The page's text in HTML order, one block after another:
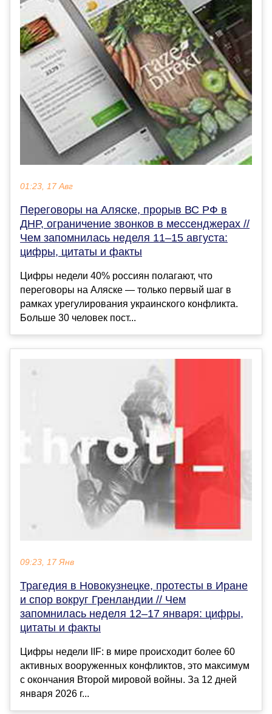
01:23, 17 Авг
Переговоры на Аляске, прорыв ВС РФ в
ДНР, ограничение звонков в мессенджерах //
Чем запомнилась неделя 11–15 августа:
цифры, цитаты и факты
Цифры недели 40% россиян полагают, что
переговоры на Аляске — только первый шаг в
рамках урегулирования украинского конфликта.
Больше 30 человек пост...
09:23, 17 Янв
Трагедия в Новокузнецке, протесты в Иране
и спор вокруг Гренландии // Чем
запомнилась неделя 12–17 января: цифры,
цитаты и факты
Цифры недели IIF: в мире происходит более 60
активных вооруженных конфликтов, это максимум
с окончания Второй мировой войны. За 12 дней
января 2026 г...